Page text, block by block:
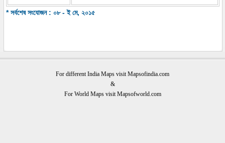
* সর্বশেষ সংযোজন : ০৮ - ই মে, ২০১৫
For different India Maps visit Mapsofindia.com
&
For World Maps visit Mapsofworld.com